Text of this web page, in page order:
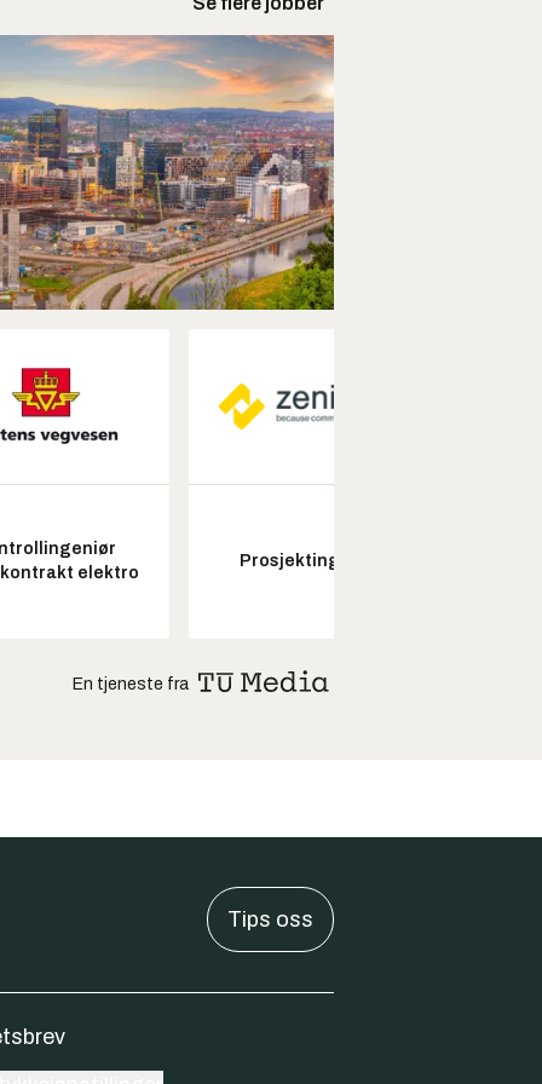
elektro
Prosjektingeniør
En tjeneste fra
Tips oss